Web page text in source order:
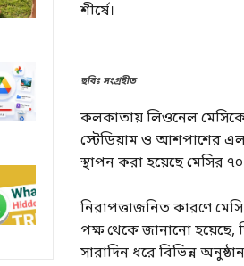
শীর্ষে।
ছবিঃ সংগ্রহীত
কলকাতায় লিওনেল
স্টেডিয়াম ও আশপাশের
স্থাপন করা হয়েছে মেসির
নিরাপত্তাজনিত কারণে
পক্ষ থেকে জানানো হয়েছে,
সারাদিন ধরে বিভিন্ন